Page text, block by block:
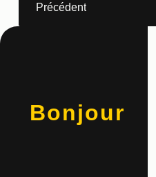
Précédent
Bonjour